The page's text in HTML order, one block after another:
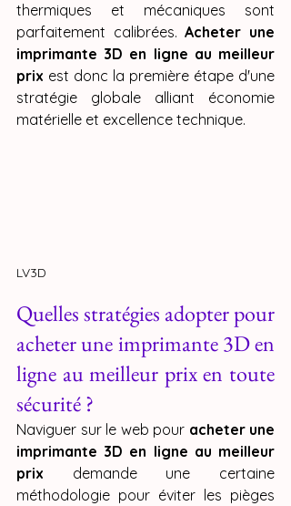
thermiques et mécaniques sont
parfaitement calibrées. Acheter une
imprimante 3D en ligne au meilleur
prix est donc la première étape d'une
stratégie globale alliant économie
matérielle et excellence technique.
LV3D
Quelles stratégies adopter pour
acheter une imprimante 3D en
ligne au meilleur prix en toute
sécurité ?
Naviguer sur le web pour acheter une
imprimante 3D en ligne au meilleur
prix demande une certaine
méthodologie pour éviter les pièges